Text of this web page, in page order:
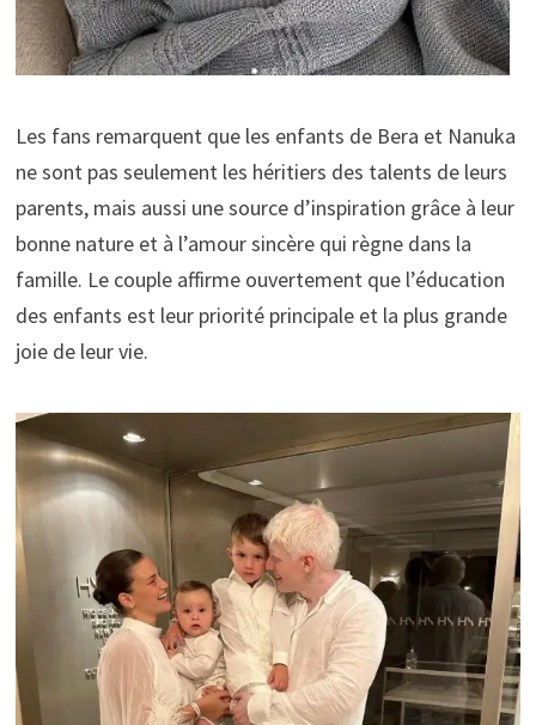
Les fans remarquent que les enfants de Bera et Nanuka
ne sont pas seulement les héritiers des talents de leurs
parents, mais aussi une source d’inspiration grâce à leur
bonne nature et à l’amour sincère qui règne dans la
famille. Le couple affirme ouvertement que l’éducation
des enfants est leur priorité principale et la plus grande
joie de leur vie.